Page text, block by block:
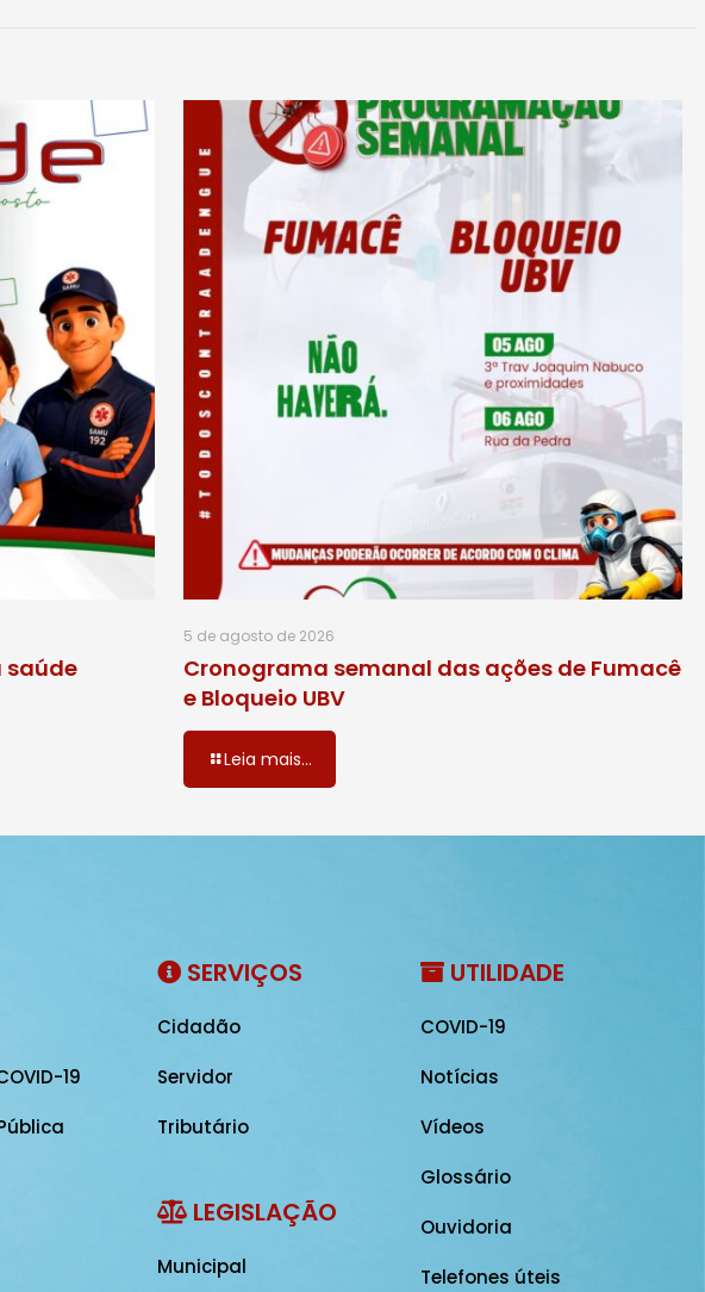
saúde
5 de agosto de 2026
Cronograma semanal das ações de Fumacê
e Bloqueio UBV
Leia mais...
19
SERVIÇOS
Cidadão
Servidor
Tributário
LEGISLAÇÃO
Municipal
UTILIDADE
COVID-19
Notícias
Vídeos
Glossário
Ouvidoria
Telefones úteis